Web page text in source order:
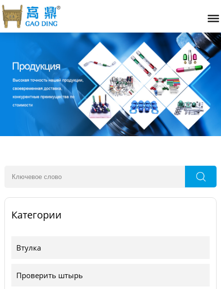
Категории
Втулка
Проверить штырь